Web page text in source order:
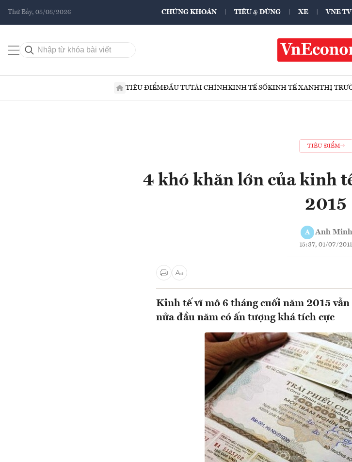
Thứ Bảy, 08/08/2026 CHỨNG KHOÁN TIÊU & DÙNG XE VNE TV
TIÊU ĐIỂMĐẦU TƯTÀI CHÍNHKINH TẾ SỐKINH TẾ XANHTHỊ
TIÊU ĐIỂM
4 khó khăn lớn của kinh
2015
A Anh Minh
15:37, 01/07/2015
Kinh tế vĩ mô 6 tháng cuối năm 2015
nửa đầu năm có ấn tượng khá tích cực